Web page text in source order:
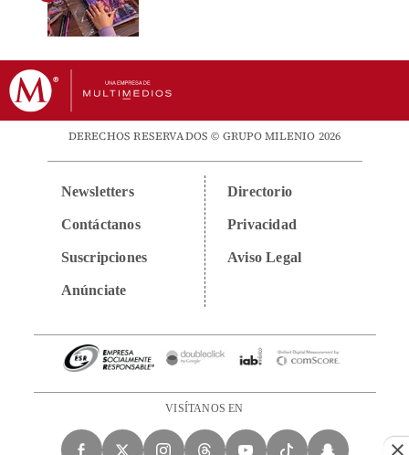
DERECHOS RESERVADOS © GRUPO MILENIO 2026
Newsletters
Contáctanos
Suscripciones
Anúnciate
Directorio
Privacidad
Aviso Legal
VISÍTANOS EN